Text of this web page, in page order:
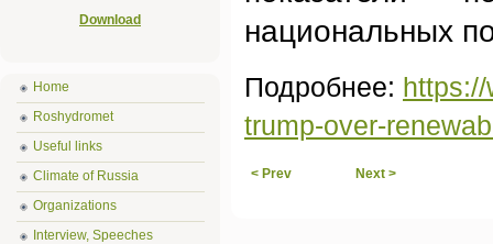
национальных
Подробнее:
trump-over-
< Prev Next >
Download
Home
Roshydromet
Useful links
Climate of Russia
Organizations
Interview, Speeches